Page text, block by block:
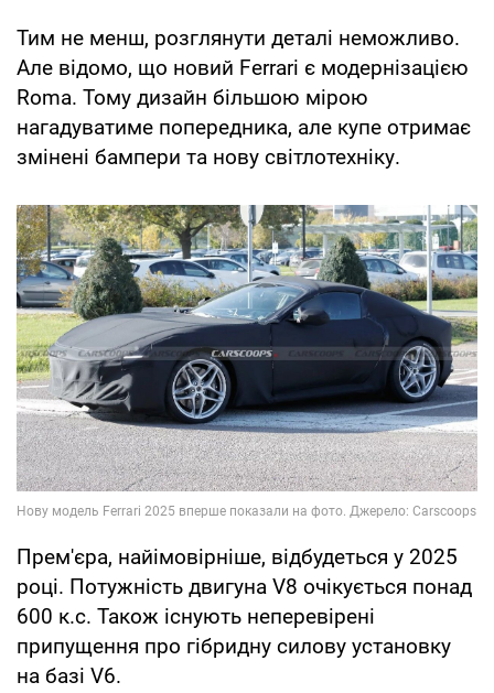
Тим не менш, розглянути деталі неможливо.
Але відомо, що новий Ferrari є модернізацією
Roma. Тому дизайн більшою мірою
нагадуватиме попередника, але купе отримає
змінені бампери та нову світлотехніку.
Прем'єра, найімовірніше, відбудеться у 2025
році. Потужність двигуна V8 очікується понад
600 к.с. Також існують неперевірені
припущення про гібридну силову установку
на базі V6.